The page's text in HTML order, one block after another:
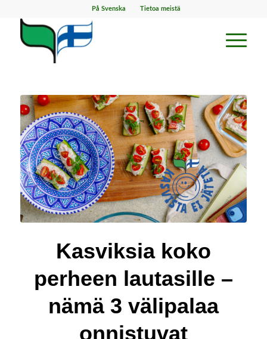
På Svenska Tietoa meistä
Kasviksia koko
perheen lautasille –
nämä 3 välipalaa
onnistuvat